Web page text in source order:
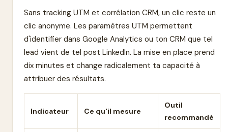
Sans tracking UTM et corrélation CRM, un clic reste un
clic anonyme. Les paramètres UTM permettent
d'identifier dans Google Analytics ou ton CRM que tel
lead vient de tel post LinkedIn. La mise en place prend
dix minutes et change radicalement ta capacité à
attribuer des résultats.
Indicateur Ce qu'il mesure
Outil
recommandé